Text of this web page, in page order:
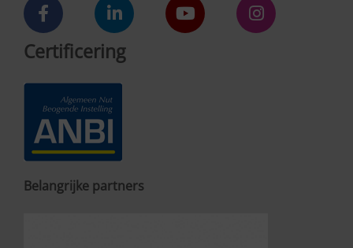
Certificering
Belangrijke partners